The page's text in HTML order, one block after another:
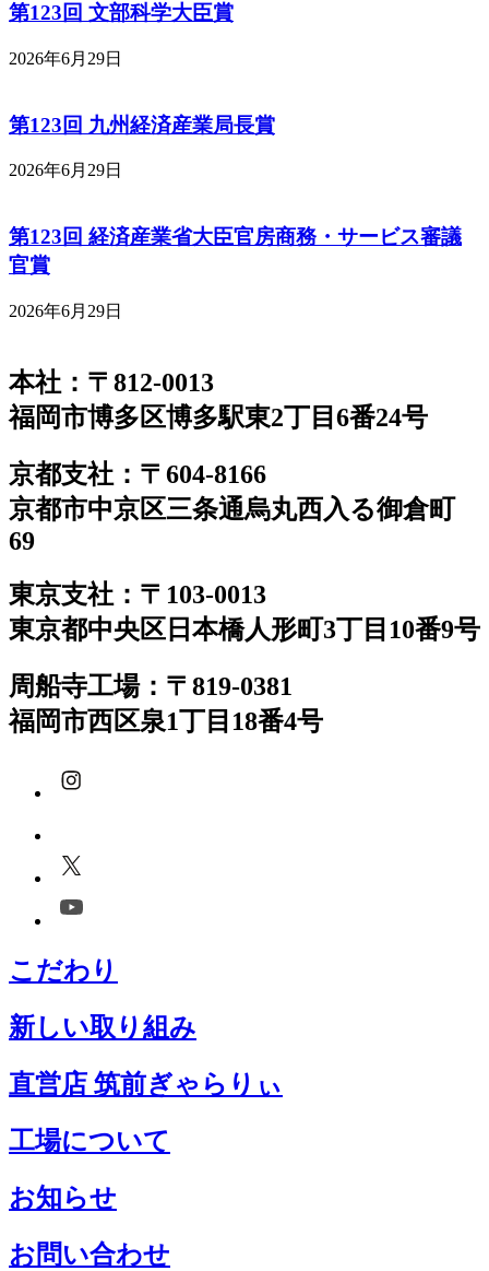
第123回 文部科学大臣賞
2026年6月29日
第123回 九州経済産業局長賞
2026年6月29日
第123回 経済産業省大臣官房商務・サービス審議
官賞
2026年6月29日
本社：〒812-0013
福岡市博多区博多駅東2丁目6番24号
京都支社：〒604-8166
京都市中京区三条通烏丸西入る御倉町
69
東京支社：〒103-0013
東京都中央区日本橋人形町3丁目10番9号
周船寺工場：〒819-0381
福岡市西区泉1丁目18番4号
こだわり
新しい取り組み
直営店 筑前ぎゃらりぃ
工場について
お知らせ
お問い合わせ